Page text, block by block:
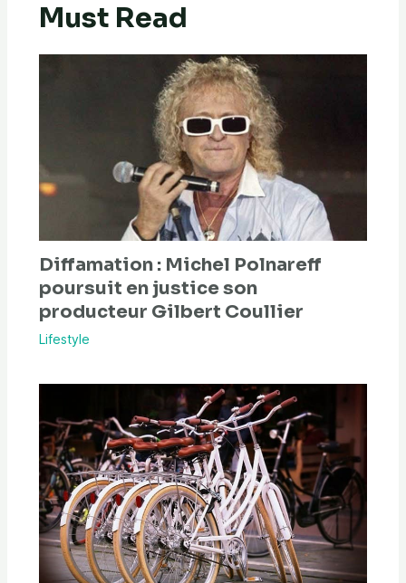
Must Read
Diffamation : Michel Polnareff
poursuit en justice son
producteur Gilbert Coullier
Lifestyle